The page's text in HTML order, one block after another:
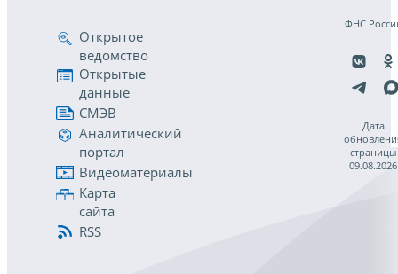
Открытое
ведомство
Открытые
данные
СМЭВ
Аналитический
портал
Видеоматериалы
Карта
сайта
RSS
ФНС
Дата
страницы
09.08.2026